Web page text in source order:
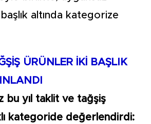
altında kategorize
ÜRÜNLER İKİ BAŞLIK
bu yıl taklit ve tağşiş
kategoride değerlendirdi: